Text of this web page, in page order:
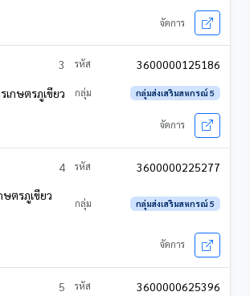
3
3600000125186
กษตรภูเขียว
กลุ่มส่งเสริมสหกรณ์ 5
4
3600000225277
ตรภูเขียว
กลุ่มส่งเสริมสหกรณ์ 5
5
3600000625396